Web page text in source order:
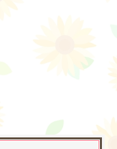
(旧Twitter)
ー
(旧Twitter)
静岡